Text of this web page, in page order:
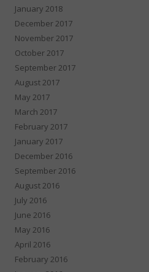
January 2018
December 2017
November 2017
October 2017
September 2017
August 2017
May 2017
March 2017
February 2017
January 2017
December 2016
September 2016
August 2016
July 2016
June 2016
May 2016
April 2016
February 2016